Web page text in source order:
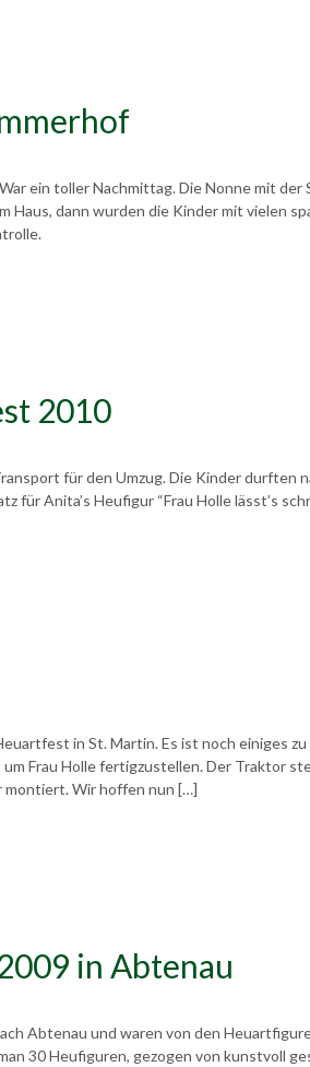
ein toller Nachmittag. Die Nonne mit der
Haus, dann wurden die Kinder mit vielen
2010
für den Umzug. Die Kinder durften
Anita’s Heufigur “Frau Holle lässt’s
in St. Martin. Es ist noch einiges
Frau Holle fertigzustellen. Der Traktor
montiert. Wir hoffen nun […]
in Abtenau
Abtenau und waren von den
30 Heufiguren, gezogen von kunstvoll